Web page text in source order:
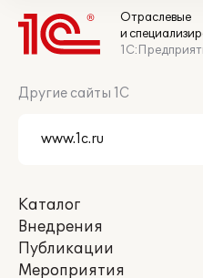
Отраслевые
и
Другие сайты 1С
Каталог
Внедрения
Публикации
Мероприятия